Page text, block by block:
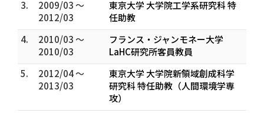
3.
2009/03 ～
2012/03
東京大学 大学院工学系研究科 特
任助教
4.
2010/03 ～
2010/03
フランス・ジャンモネー大学
LaHC研究所客員教員
5.
2012/04 ～
2013/03
東京大学 大学院新領域創成科学
研究科 特任助教（人間環境学専
攻）